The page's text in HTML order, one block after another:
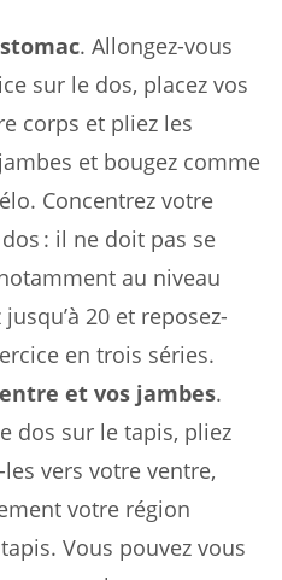
. Allongez-vous
sur le dos, placez vos
corps et pliez les
et bougez comme
Concentrez votre
: il ne doit pas se
au niveau
20 et reposez-
en trois séries.
et vos jambes.
dos sur le tapis, pliez
vers votre ventre,
votre région
Vous pouvez vous